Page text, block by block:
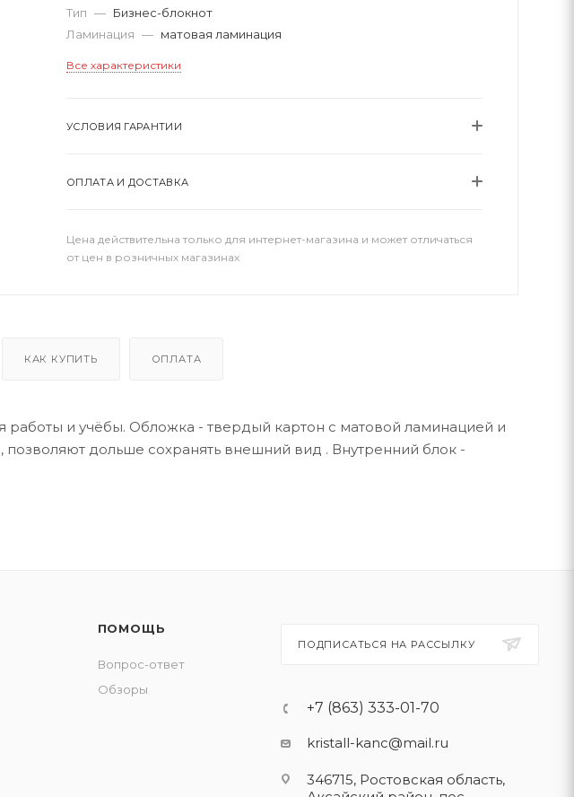
Тип — Бизнес-блокнот
Ламинация — матовая ламинация
Все характеристики
УСЛОВИЯ ГАРАНТИИ
ОПЛАТА И ДОСТАВКА
Цена действительна только для интернет-магазина и может отличаться
от цен в розничных магазинах
КАК КУПИТЬ ОПЛАТА
и учёбы. Обложка - твердый картон с матовой ламинацией и
дольше сохранять внешний вид . Внутренний блок -
ПОМОЩЬ
Вопрос-ответ
Обзоры
ПОДПИСАТЬСЯ НА РАССЫЛКУ
+7 (863) 333-01-70
kristall-kanc@mail.ru
346715, Ростовская область​,